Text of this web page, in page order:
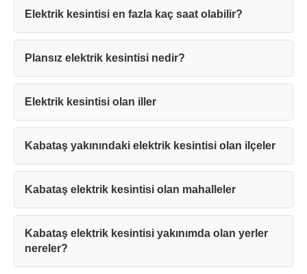
Elektrik kesintisi en fazla kaç saat olabilir?
Plansız elektrik kesintisi nedir?
Elektrik kesintisi olan iller
Kabataş yakınındaki elektrik kesintisi olan ilçeler
Kabataş elektrik kesintisi olan mahalleler
Kabataş elektrik kesintisi yakınımda olan yerler
nereler?
Teşekkürler!
Mesajınız başarıyla ulaştırıldı. En kısa